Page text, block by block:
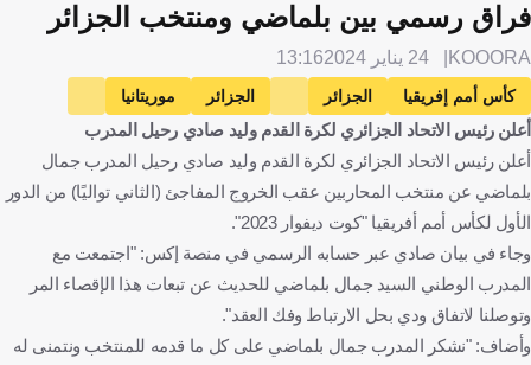
فراق رسمي بين بلماضي ومنتخب الجزائر
KOOORA 24 يناير 2024 13:16
كأس أمم إفريقيا الجزائر الجزائر
موريتانيا
موريتانيا
جميل بلماضي الإنتقالات كرة قدم
أعلن رئيس الاتحاد الجزائري لكرة القدم وليد صادي رحيل المدرب
أعلن رئيس الاتحاد الجزائري لكرة القدم وليد صادي رحيل المدرب جمال
بلماضي عن منتخب المحاربين عقب الخروج المفاجئ (الثاني تواليًا) من الدور
الأول لكأس أمم أفريقيا "كوت ديفوار 2023".
وجاء في بيان صادي عبر حسابه الرسمي في منصة إكس: "اجتمعت مع
المدرب الوطني السيد جمال بلماضي للحديث عن تبعات هذا الإقصاء المر
وتوصلنا لاتفاق ودي بحل الارتباط وفك العقد".
وأضاف: "نشكر المدرب جمال بلماضي على كل ما قدمه للمنتخب ونتمنى له